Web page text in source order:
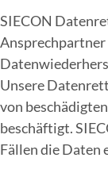
Über uns
SIECON
Unsere
von
beschäftigt.
Fällen die Daten